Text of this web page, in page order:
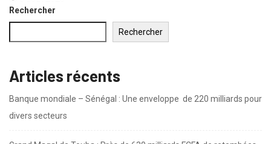
Rechercher
Rechercher
Articles récents
Banque mondiale – Sénégal : Une enveloppe de 220 milliards pour
divers secteurs